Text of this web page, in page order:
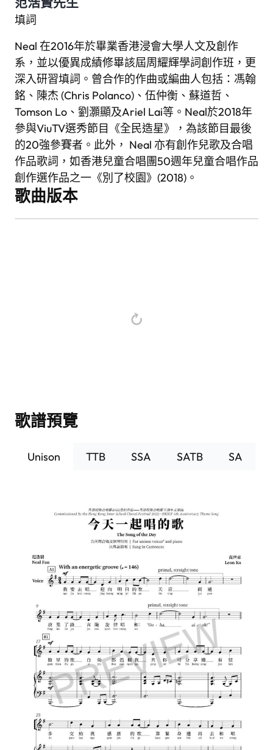
填詞
Neal 在2016年於畢業香港浸會大學人文及創作
系，並以優異成績修畢該屆周耀輝學詞創作班，更
深入研習填詞。曾合作的作曲或編曲人包括：馮翰
銘、陳杰 (Chris Polanco)、伍仲衡、蘇道哲、
Tomson Lo、劉灝顯及Ariel Lai等。Neal於2018年
參與ViuTV選秀節目《全民造星》，為該節目最後
的20強參賽者。此外， Neal 亦有創作兒歌及合唱
作品歌詞，如香港兒童合唱團50週年兒童合唱作品
創作選作品之一《別了校園》(2018)。
歌曲版本
歌譜預覽
Unison TTB SSA SATB SA